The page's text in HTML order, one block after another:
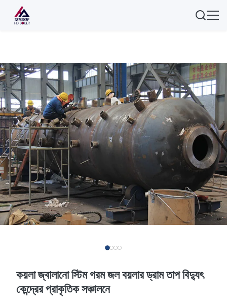
কয়লা জ্বালানো স্টিম গরম জল বয়লার ড্রাম তাপ বিদ্যুৎ
কেন্দ্রের প্রাকৃতিক সঞ্চালনে